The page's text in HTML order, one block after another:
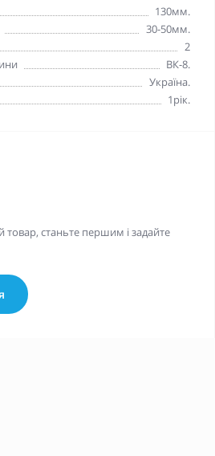
130мм.
30-50мм.
2
ВК-8.
Україна.
1рік.
станьте першим і задайте